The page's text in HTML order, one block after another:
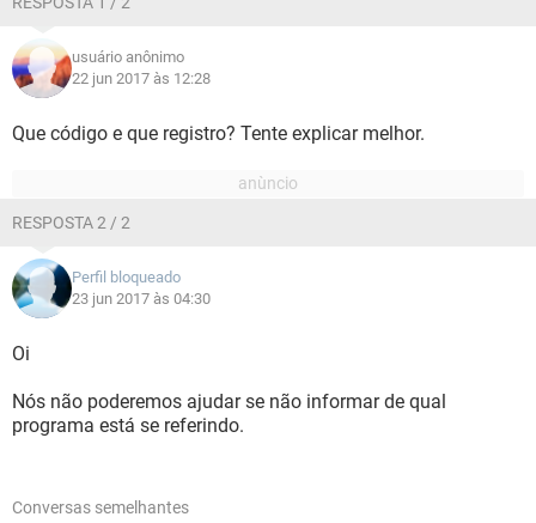
usuário anônimo
22 jun 2017 às 12:28
Que código e que registro? Tente explicar melhor.
RESPOSTA 2 / 2
Perfil bloqueado
23 jun 2017 às 04:30
Oi
Nós não poderemos ajudar se não informar de qual
programa está se referindo.
Conversas semelhantes